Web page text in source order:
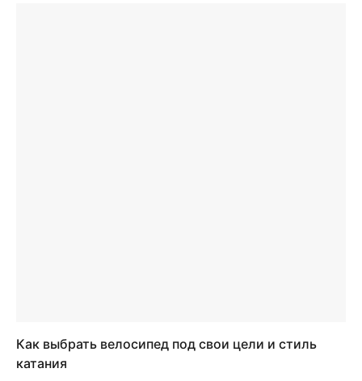
Как выбрать велосипед под свои цели и стиль
катания